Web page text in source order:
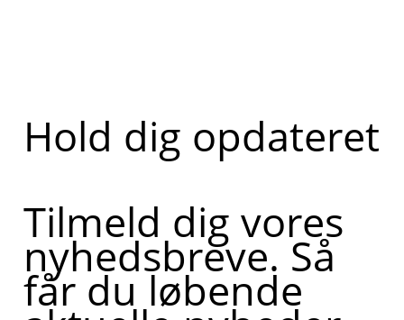
Hold dig opdateret
Tilmeld dig vores
nyhedsbreve. Så
får du løbende